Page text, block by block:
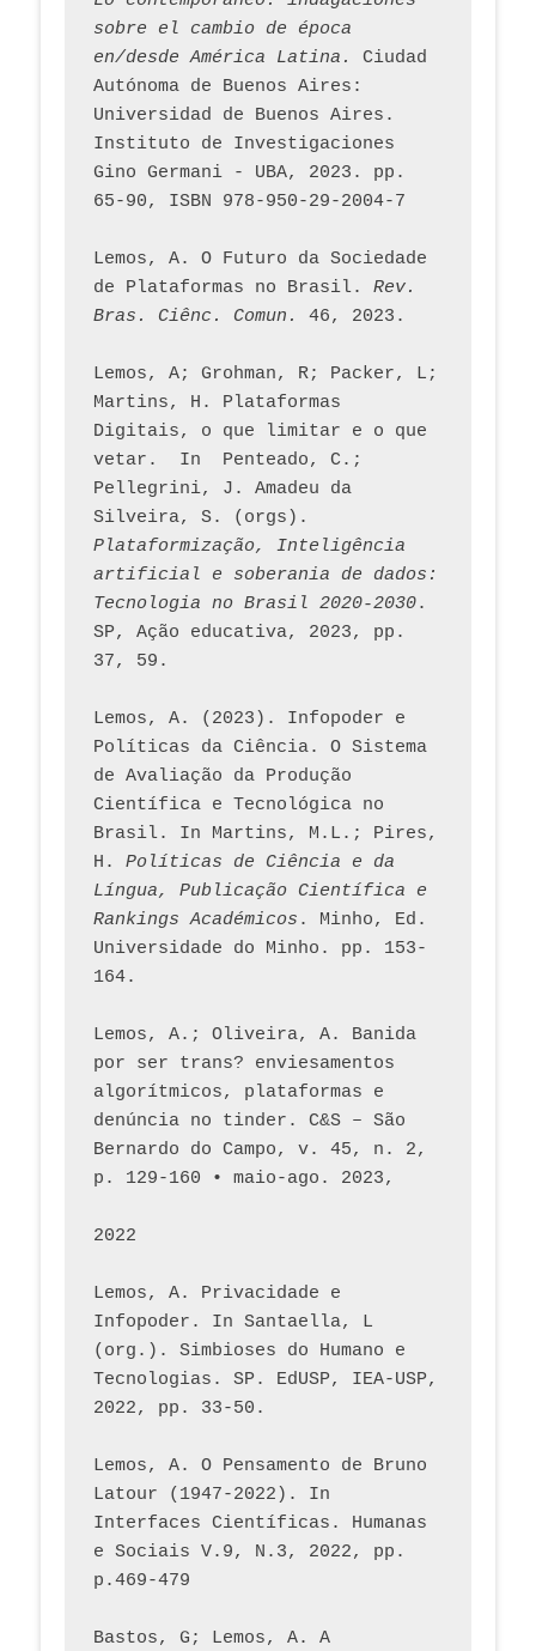
sobre el cambio de época
en/desde América Latina.
Ciudad
Autónoma de Buenos Aires:
Universidad de Buenos Aires.
Instituto de Investigaciones
Gino Germani - UBA, 2023. pp.
65-90, ISBN 978-950-29-2004-7
Lemos, A. O Futuro da Sociedade
de Plataformas no Brasil. Rev.
Bras. Ciênc. Comun.
Lemos, A; Grohman, R; Packer, L;
Martins, H. Plataformas
Digitais, o que limitar e o que
vetar.  In  Penteado, C.;
Pellegrini, J. Amadeu da
Plataformização, Inteligência
artificial e soberania de dados:
Tecnologia no Brasil 2020-2030.
SP, Ação educativa, 2023, pp.
37, 59.
Lemos, A. (2023). Infopoder e
Políticas da Ciência. O Sistema
de Avaliação da Produção
Científica e Tecnológica no
Brasil. In Martins, M.L.; Pires,
H. Políticas de Ciência e da
Língua, Publicação Científica e
Rankings Académicos . Minho, Ed.
Universidade do Minho. pp. 153-
164.
Lemos, A.; Oliveira, A. Banida
por ser trans? enviesamentos
algorítmicos, plataformas e
denúncia no tinder. C&S – São
Bernardo do Campo, v. 45, n. 2,
p. 129-160 • maio-ago. 2023,
2022
Lemos, A. Privacidade e
Infopoder. In Santaella, L
(org.). Simbioses do Humano e
Tecnologias. SP. EdUSP, IEA-USP,
2022, pp. 33-50.
Lemos, A. O Pensamento de Bruno
Latour (1947-2022). In
Interfaces Científicas. Humanas
e Sociais V.9, N.3, 2022, pp.
p.469-479
Bastos, G; Lemos, A. A